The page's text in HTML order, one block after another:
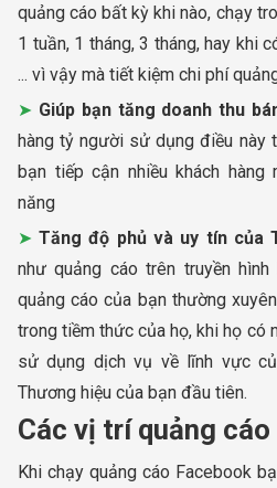
quảng cáo bất kỳ khi nào, chạy
1 tuần, 1 tháng, 3 tháng, hay khi
... vì vậy mà tiết kiệm chi phí
Giúp bạn tăng doanh thu
hàng tỷ người sử dụng điều này
bạn tiếp cận nhiều khách hàng
năng
Tăng độ phủ và uy tín của
như quảng cáo trên truyền
quảng cáo của bạn thường
trong tiềm thức của họ, khi họ có
sử dụng dịch vụ về lĩnh vực
Thương hiệu của bạn đầu tiên.
Các vị trí quảng
Khi chạy quảng cáo Facebook